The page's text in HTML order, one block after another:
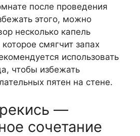
после проведения
этого, можно
несколько капель
смягчит запах
использовать
чтобы избежать
пятен на стене.
—
сочетание